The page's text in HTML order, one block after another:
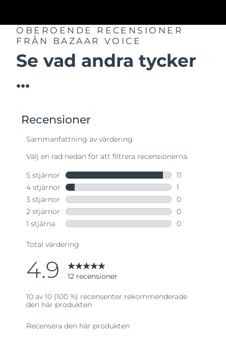
OBEROENDE RECENSIONER
FRÅN BAZAAR VOICE
Se vad andra tycker
...